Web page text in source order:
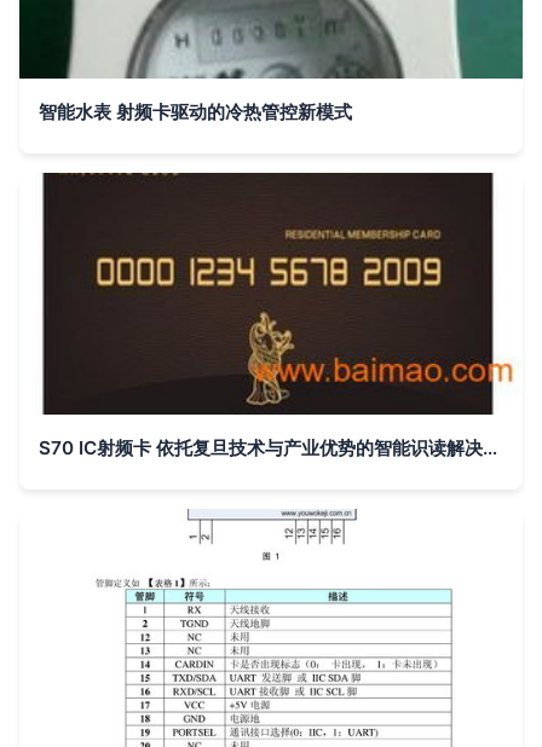
智能水表 射频卡驱动的冷热管控新模式
S70 IC射频卡 依托复旦技术与产业优势的智能识读解决方案